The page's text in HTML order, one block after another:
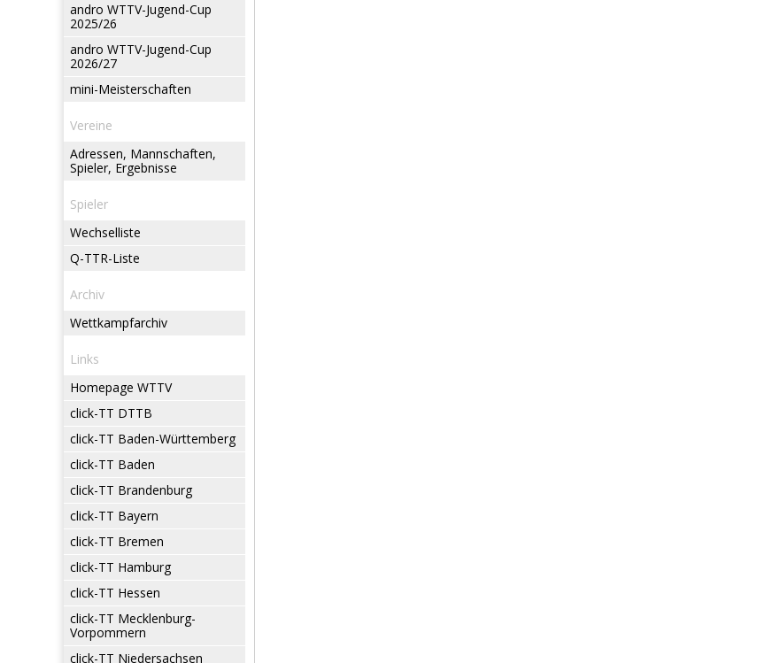
andro WTTV-Jugend-Cup
2025/26
andro WTTV-Jugend-Cup
2026/27
mini-Meisterschaften
Vereine
Adressen, Mannschaften,
Spieler, Ergebnisse
Spieler
Wechselliste
Q-TTR-Liste
Archiv
Wettkampfarchiv
Links
Homepage WTTV
click-TT DTTB
click-TT Baden-Württemberg
click-TT Baden
click-TT Brandenburg
click-TT Bayern
click-TT Bremen
click-TT Hamburg
click-TT Hessen
click-TT Mecklenburg-
Vorpommern
click-TT Niedersachsen